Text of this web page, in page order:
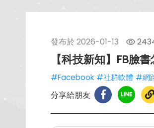
發布於 2026-01-13
【科技新知】FB臉
#Facebook #社群軟體 #網
分享給朋友